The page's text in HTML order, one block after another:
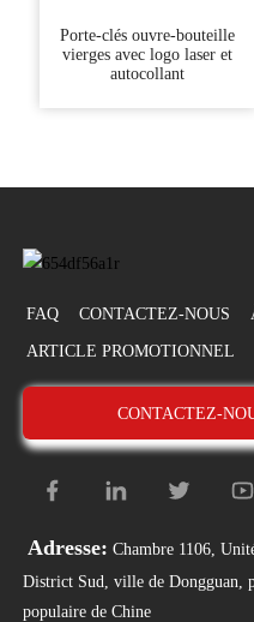
Porte-clés ouvre-bouteille
vierges avec logo laser et
autocollant
FAQ CONTACTEZ-NOUS
ARTICLE PROMOTIONNEL
CONTACTEZ-
Adresse: Chambre 1106,
District Sud, ville de Dongguan,
populaire de Chine